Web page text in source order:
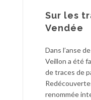
Sur les
Vendée
Dans l’anse
Veillon a été
de traces de
renommée